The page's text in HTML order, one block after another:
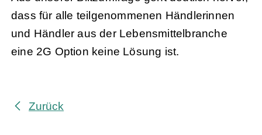
dass für alle teilgenommenen Händlerinnen
und Händler aus der Lebensmittelbranche
eine 2G Option keine Lösung ist.
Zurück